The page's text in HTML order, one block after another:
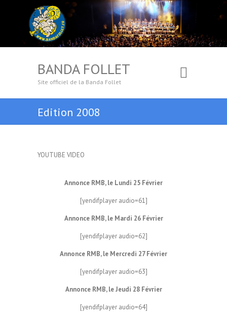
BANDA FOLLET
Site officiel de la Banda Follet
Edition 2008
YOUTUBE VIDEO
Annonce RMB, le Lundi 25 Février
[yendifplayer audio=61]
Annonce RMB, le Mardi 26 Février
[yendifplayer audio=62]
Annonce RMB, le Mercredi 27 Février
[yendifplayer audio=63]
Annonce RMB, le Jeudi 28 Février
[yendifplayer audio=64]